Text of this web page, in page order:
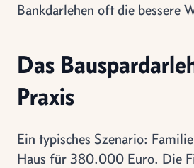
Bankdarlehen oft die bessere
Das
Praxis
Ein typisches Szenario:
Haus für 380.000 Euro. Die